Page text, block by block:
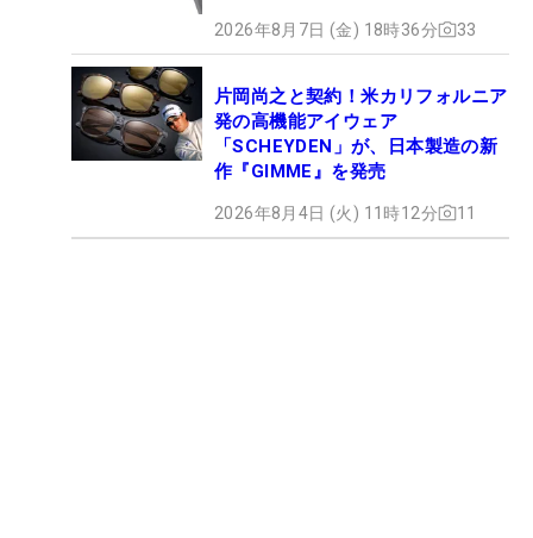
2026年8月7日 (金) 18時36分 33
片岡尚之と契約！米カリフォルニア
発の高機能アイウェア
「SCHEYDEN」が、日本製造の新
作『GIMME』を発売
2026年8月4日 (火) 11時12分 11